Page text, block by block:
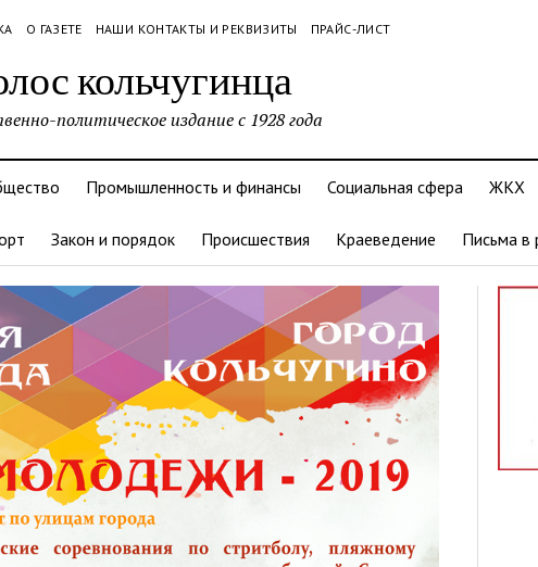
О ГАЗЕТЕ НАШИ КОНТАКТЫ И РЕКВИЗИТЫ ПРАЙС-ЛИСТ
кольчугинца
политическое издание с 1928 года
Промышленность и финансы Социальная сфера ЖКХ
Закон и порядок Происшествия Краеведение Письма в